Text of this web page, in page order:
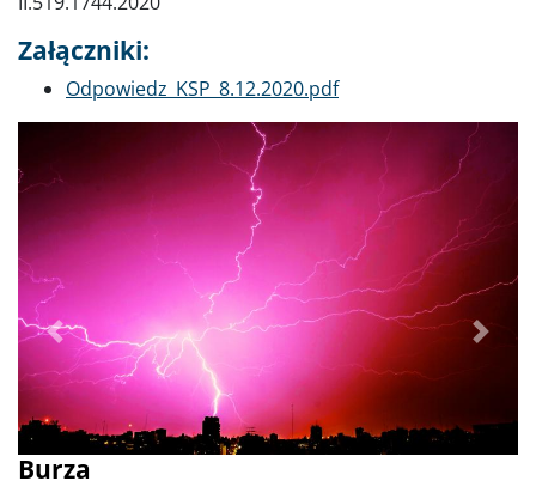
Załączniki:
Dokument
Odpowiedz_KSP_8.12.2020.pdf
Burza
Poprzednie Dalej